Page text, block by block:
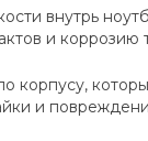
внутрь
и коррозию
корпусу,
и